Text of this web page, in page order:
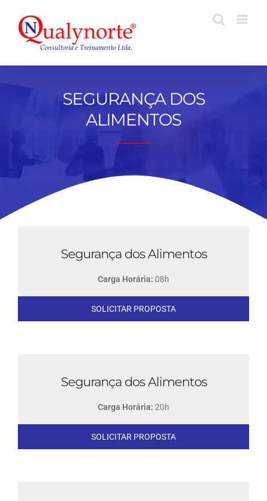
conteúdo
SEGURANÇA DOS
ALIMENTOS
Segurança dos Alimentos
Carga Horária: 08h
SOLICITAR PROPOSTA
Segurança dos Alimentos
Carga Horária: 20h
SOLICITAR PROPOSTA